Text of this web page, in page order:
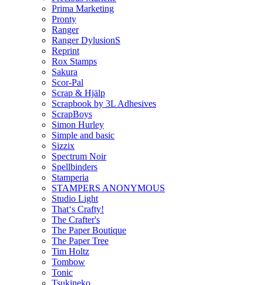
Prima Marketing
Pronty
Ranger
Ranger DylusionS
Reprint
Rox Stamps
Sakura
Scor-Pal
Scrap & Hjälp
Scrapbook by 3L Adhesives
ScrapBoys
Simon Hurley
Simple and basic
Sizzix
Spectrum Noir
Spellbinders
Stamperia
STAMPERS ANONYMOUS
Studio Light
That‘s Crafty!
The Crafter's
The Paper Boutique
The Paper Tree
Tim Holtz
Tombow
Tonic
Tsukineko